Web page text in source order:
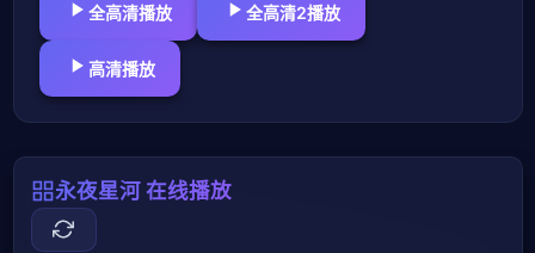
全高清播放 全高清2播放
高清播放
永夜星河 在线播放